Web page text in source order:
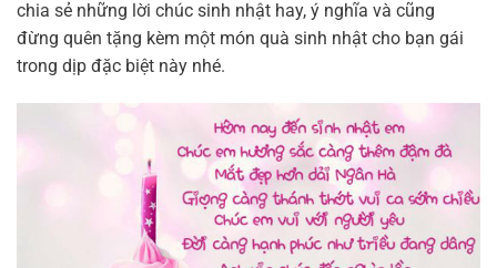
chia sẻ những lời chúc sinh nhật hay, ý nghĩa và cũng
đừng quên tặng kèm một món quà sinh nhật cho bạn gái
trong dịp đặc biệt này nhé.